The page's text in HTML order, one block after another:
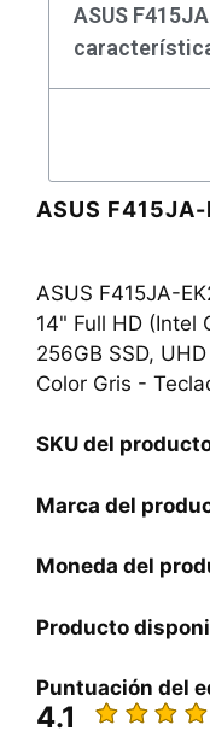
ASUS
ASUS
ASUS F415JA-
14" Full HD (Intel
256GB SSD,
Color Gris -
SKU del
Marca del
Moneda del
Producto
Puntuación del
4.1